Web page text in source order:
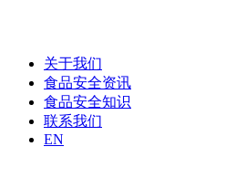
关于我们
食品安全资讯
食品安全知识
联系我们
EN